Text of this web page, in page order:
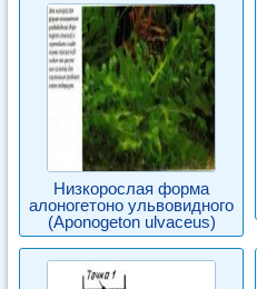
Низкорослая форма
алоногетоно ульвовидного
(Ароnogeton ulvaceus)